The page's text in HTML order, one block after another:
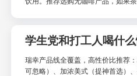
学生党和打工人喝什
瑞幸产品线全覆盖，高性价比推荐
可忽略）、加浓美式（提神首选）